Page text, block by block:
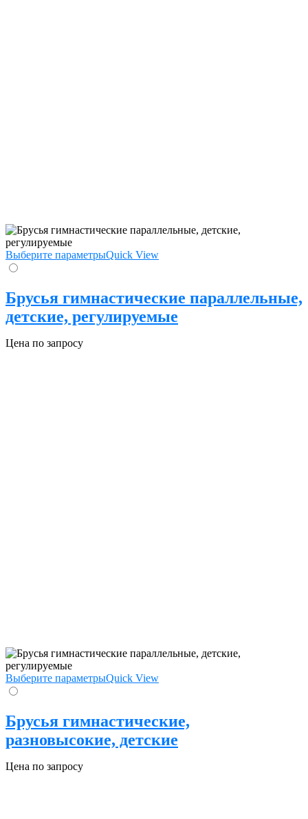
Выберите параметрыQuick View
Брусья гимнастические параллельные,
детские, регулируемые
Цена по запросу
Выберите параметрыQuick View
Брусья гимнастические,
разновысокие, детские
Цена по запросу